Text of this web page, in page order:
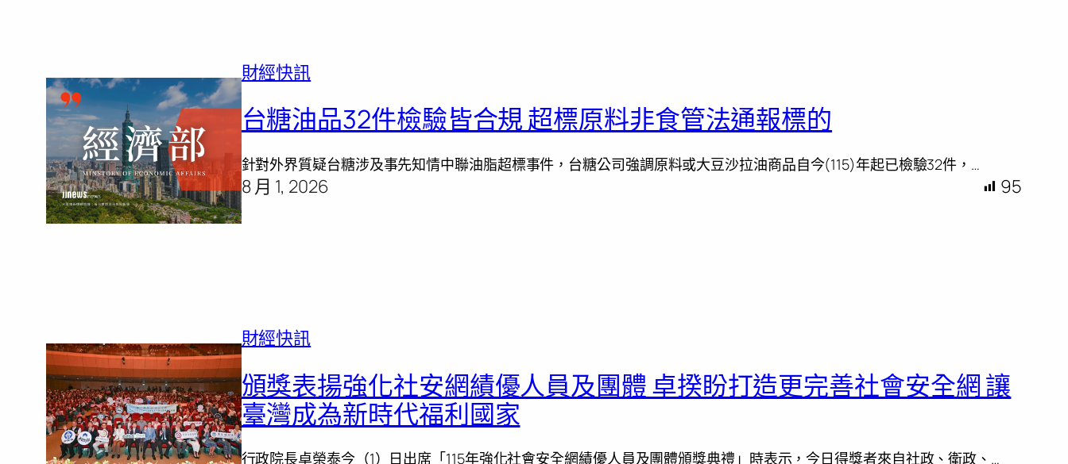
財經快訊
台糖油品32件檢驗皆合規 超標原料非食管法通報標的
針對外界質疑台糖涉及事先知情中聯油脂超標事件，台糖公司強調原料或大豆沙拉油商品自今(115)年起已檢驗32件，…
8 月 1, 2026 95
財經快訊
頒獎表揚強化社安網績優人員及團體 卓揆盼打造更完善社會安全網 讓
臺灣成為新時代福利國家
行政院長卓榮泰今（1）日出席「115年強化社會安全網績優人員及團體頒獎典禮」時表示，今日得獎者來自社政、衛政、…